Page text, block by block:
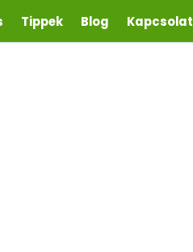
Tippek Blog Kapcsolat